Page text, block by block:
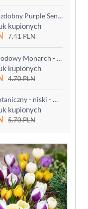
Czosnek ozdobny Purple Sensation - op. 3 szt.
kupionych
7.41PLN
Koper ogrodowy Monarch - po ścięciu odrasta
kupionych
4.70PLN
Tulipan botaniczny - niski - mix kolorów - 5 szt.
kupionych
5.70PLN